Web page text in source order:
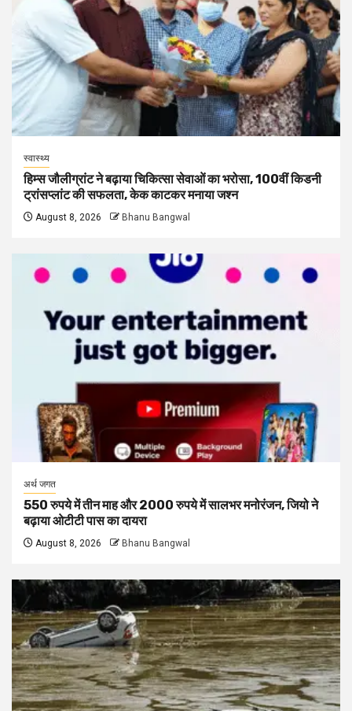
स्वास्थ्य
हिम्स जौलीग्रांट ने बढ़ाया चिकित्सा सेवाओं का भरोसा, 100वीं किडनी
ट्रांसप्लांट की सफलता, केक काटकर मनाया जश्न
August 8, 2026 Bhanu Bangwal
अर्थ जगत
550 रुपये में तीन माह और 2000 रुपये में सालभर मनोरंजन, जियो ने
बढ़ाया ओटीटी पास का दायरा
August 8, 2026 Bhanu Bangwal